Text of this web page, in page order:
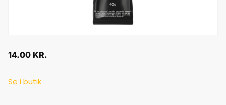
14.00 KR.
Se i butik